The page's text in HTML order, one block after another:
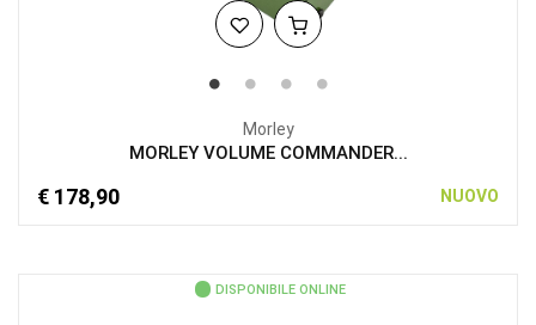
Morley
MORLEY VOLUME COMMANDER...
€ 178,90 NUOVO
DISPONIBILE ONLINE